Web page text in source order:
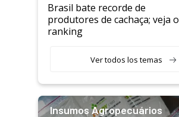
Brasil bate recorde de
produtores de cachaça; veja o
ranking
Ver todos los temas
Insumos Agropecuários